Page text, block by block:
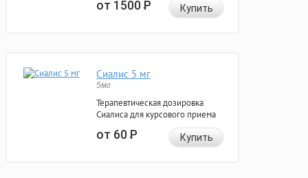
от 1500Р Купить
Сиалис 5 мг
5мг
Терапевтическая дозировка
Сиалиса для курсового приема
от 60Р Купить